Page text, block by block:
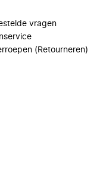
vragen
(Retourneren)